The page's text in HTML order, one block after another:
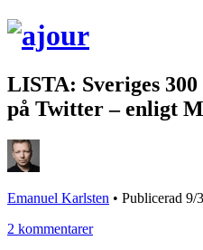
LISTA: Sveriges
på Twitter – enligt
Emanuel Karlsten • Publicerad 9/
2 kommentarer